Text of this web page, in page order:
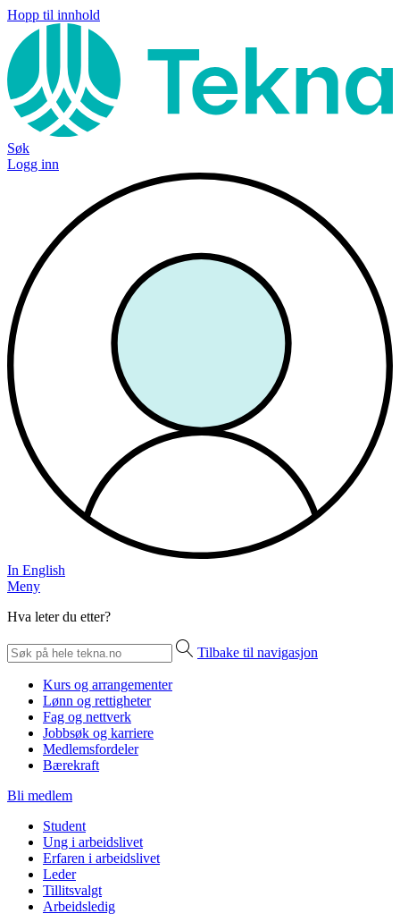
Hopp til innhold
Søk
Logg inn
In English
Meny
Hva leter du etter?
Tilbake til navigasjon
Kurs og arrangementer
Lønn og rettigheter
Fag og nettverk
Jobbsøk og karriere
Medlemsfordeler
Bærekraft
Bli medlem
Student
Ung i arbeidslivet
Erfaren i arbeidslivet
Leder
Tillitsvalgt
Arbeidsledig